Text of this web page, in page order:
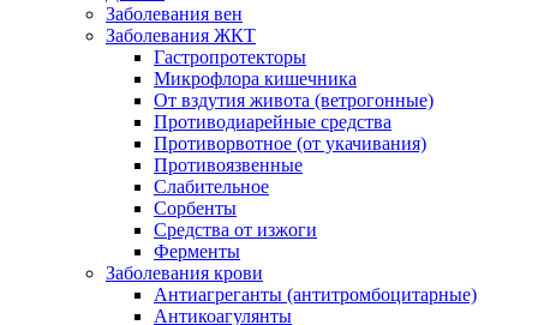
Заболевания вен
Заболевания ЖКТ
Гастропротекторы
Микрофлора кишечника
От вздутия живота (ветрогонные)
Противодиарейные средства
Противорвотное (от укачивания)
Противоязвенные
Слабительное
Сорбенты
Средства от изжоги
Ферменты
Заболевания крови
Антиагреганты (антитромбоцитарные)
Антикоагулянты